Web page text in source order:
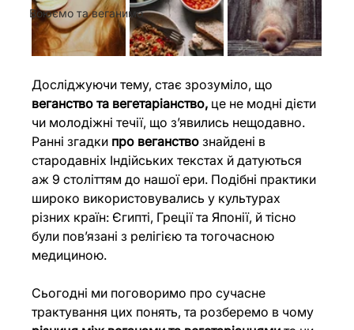
Воюємо та веганимо
Досліджуючи тему, стає зрозуміло, що
веганство та вегетаріанство, це не модні дієти
чи молодіжні течії, що з’явились нещодавно.
Ранні згадки про веганство знайдені в
стародавніх Індійських текстах й датуються
аж 9 століттям до нашої ери. Подібні практики
широко використовувались у культурах
різних країн: Єгипті, Греції та Японії, й тісно
були пов’язані з релігією та тогочасною
медициною.
Сьогодні ми поговоримо про сучасне
трактування цих понять, та розберемо в чому